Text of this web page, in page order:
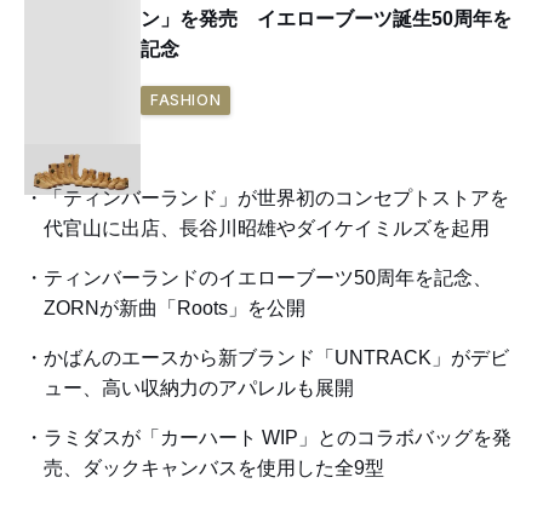
ン」を発売 イエローブーツ誕生50周年を
記念
FASHION
「ティンバーランド」が世界初のコンセプトストアを
代官山に出店、長谷川昭雄やダイケイミルズを起用
ティンバーランドのイエローブーツ50周年を記念、
ZORNが新曲「Roots」を公開
かばんのエースから新ブランド「UNTRACK」がデビ
ュー、高い収納力のアパレルも展開
ラミダスが「カーハート WIP」とのコラボバッグを発
売、ダックキャンバスを使用した全9型